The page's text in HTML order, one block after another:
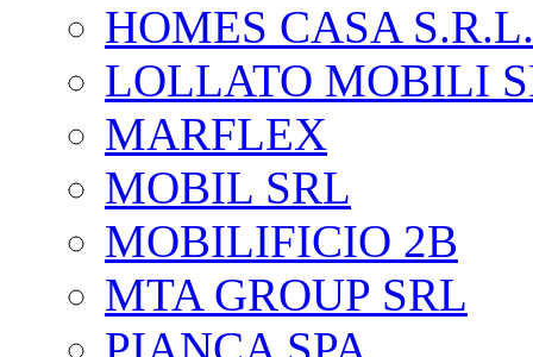
HOMES CASA S.R.L.
LOLLATO MOBILI
MARFLEX
MOBIL SRL
MOBILIFICIO 2B
MTA GROUP SRL